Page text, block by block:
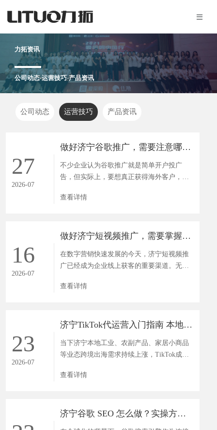
力拓资讯
公司动态·运营技巧·产品资讯
公司动态 运营技巧 产品资讯
27
2026-07
做好济宁谷歌推广，需要注意哪些关键问题？
不少企业认为谷歌推广就是简单开户投广
告，但实际上，要想真正获得海外客户，济
查看详情
16
2026-07
做好济宁短视频推广，需要掌握哪些运营技巧？
在数字营销快速发展的今天，济宁短视频推
广已经成为企业线上获客的重要渠道。无论
查看详情
23
2026-07
济宁TikTok代运营入门指南 本地商家出海避坑必读
当下济宁本地工业、农副产品、家居小商品
等业态跨境出海需求持续上涨，TikTok成为
查看详情
济宁谷歌 SEO 怎么做？实操方法教您抓取海外客户